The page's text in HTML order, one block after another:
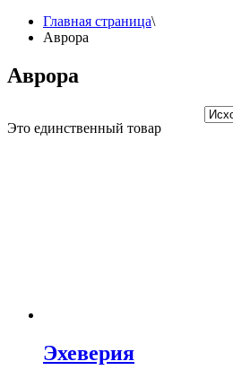
Главная страница\
Аврора
Аврора
Это единственный товар
Эхеверия